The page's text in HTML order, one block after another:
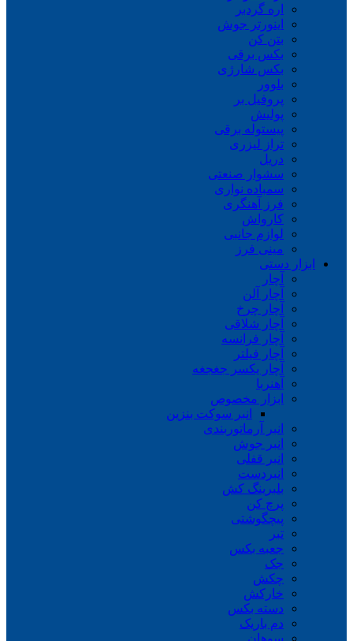
اره گردبر
اینورتر جوش
بتن کن
بکس برقی
بکس شارژی
بلوور
پروفیل بر
پولیش
پیستوله برقی
تراز لیزری
دریل
سشوار صنعتی
سمباده نواری
فرز آهنگری
کارواش
لوازم جانبی
مینی فرز
ابزار دستی
آچار
آچار آلن
آچار چرخ
آچار شلاقی
آچار فرانسه
آچار فیلتر
آچار یکسر جغجغه
آهنربا
ابزار مخصوص
انبر سوکت بنزین
انبر آرماتوربندی
انبر جوش
انبر قفلی
انبردست
بلبرینگ کش
پرچ کن
پیچگوشتی
تبر
جعبه بکس
جک
چکش
خارکش
دسته بکس
دم باریک
سوهان